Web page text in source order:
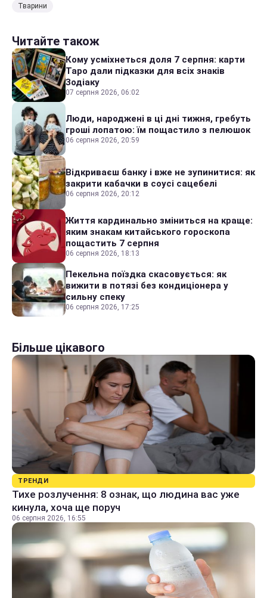
Тварини
Читайте також
Кому усміхнеться доля 7 серпня: карти
Таро дали підказки для всіх знаків
Зодіаку
07 серпня 2026, 06:02
Люди, народжені в ці дні тижня, гребуть
гроші лопатою: їм пощастило з пелюшок
06 серпня 2026, 20:59
Відкриваєш банку і вже не зупинитися: як
закрити кабачки в соусі сацебелі
06 серпня 2026, 20:12
Життя кардинально зміниться на краще:
яким знакам китайського гороскопа
пощастить 7 серпня
06 серпня 2026, 18:13
Пекельна поїздка скасовується: як
вижити в потязі без кондиціонера у
сильну спеку
06 серпня 2026, 17:25
Більше цікавого
ТРЕНДИ
Тихе розлучення: 8 ознак, що людина вас уже
кинула, хоча ще поруч
06 серпня 2026, 16:55